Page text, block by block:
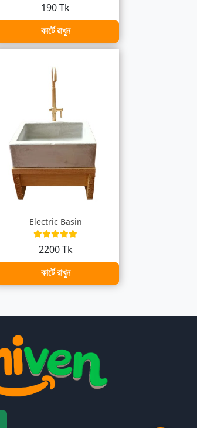
190 Tk
কার্টে রাখুন
Electric Basin
2200 Tk
কার্টে রাখুন